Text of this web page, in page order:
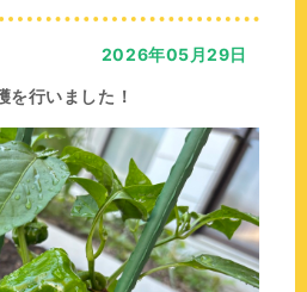
2026年05月29日
を行いました！